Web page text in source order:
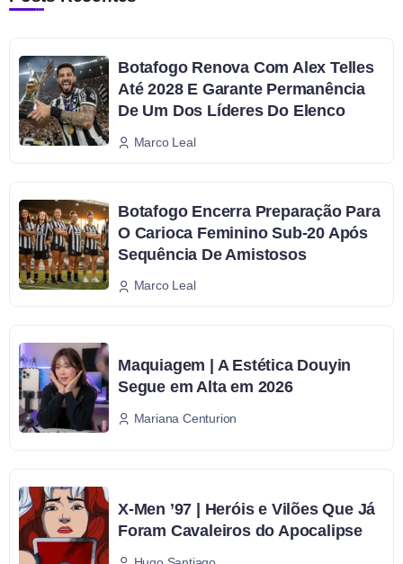
Botafogo Renova Com Alex Telles
Até 2028 E Garante Permanência
De Um Dos Líderes Do Elenco
Marco Leal
Botafogo Encerra Preparação Para
O Carioca Feminino Sub-20 Após
Sequência De Amistosos
Marco Leal
Maquiagem | A Estética Douyin
Segue em Alta em 2026
Mariana Centurion
X-Men ’97 | Heróis e Vilões Que Já
Foram Cavaleiros do Apocalipse